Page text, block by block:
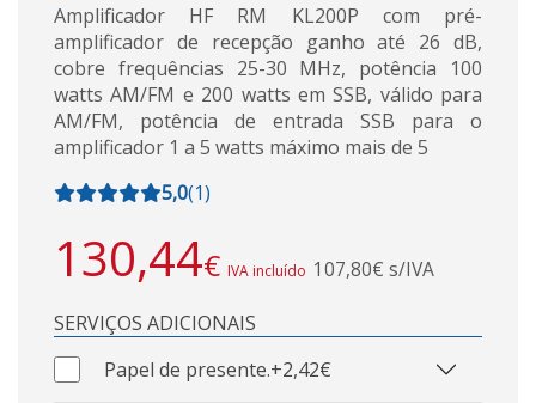
Amplificador HF RM KL200P com pré-
amplificador de recepção ganho até 26 dB,
cobre frequências 25-30 MHz, potência 100
watts AM/FM e 200 watts em SSB, válido para
AM/FM, potência de entrada SSB para o
amplificador 1 a 5 watts máximo mais de 5
5,0(1)
130,44€ IVA incluído 107,80€ s/IVA
SERVIÇOS ADICIONAIS
Papel de presente.+2,42€